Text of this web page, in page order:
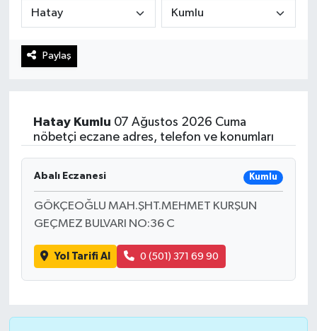
Paylaş
Hatay Kumlu 07 Ağustos 2026 Cuma
nöbetçi eczane adres, telefon ve konumları
Abalı Eczanesi Kumlu
GÖKÇEOĞLU MAH.ŞHT.MEHMET KURŞUN
GEÇMEZ BULVARI NO:36 C
Yol Tarifi Al 0 (501) 371 69 90
Haberde İnsan
Kültür Sanat
Manşet Altı
Manşetler
Resmi İlan
Spor